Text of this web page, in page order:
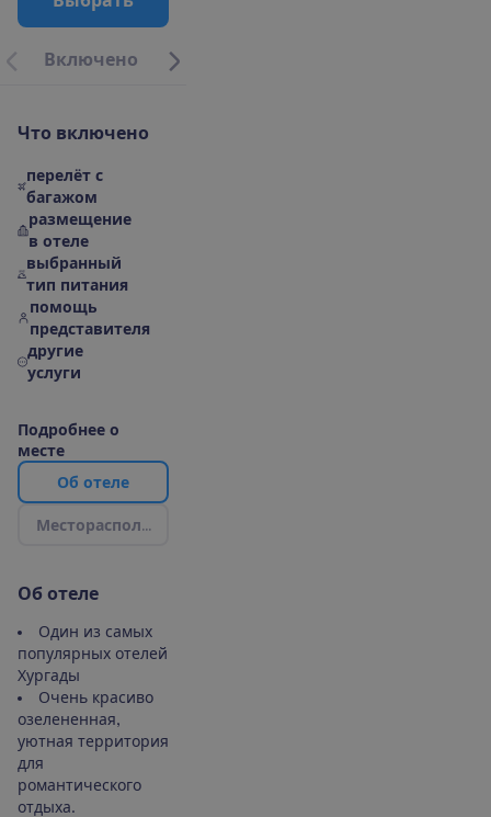
Включено пи
Что включено
перелёт с
багажом
размещение
в отеле
выбранный
тип питания
помощь
представителя
другие
услуги
Подробнее о
месте
Об отеле
Месторасполож
Об отеле
Один из самых
популярных отелей
Хургады
Очень красиво
озелененная,
уютная территория
для
романтического
отдыха.